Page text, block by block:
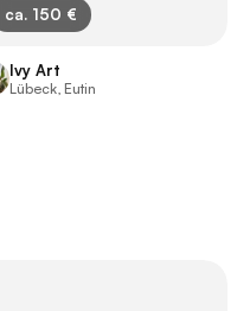
ca. 150 €
Ivy Art
Lübeck, Eutin